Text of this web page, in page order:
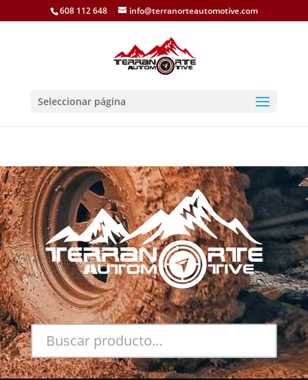
608 112 648 info@terranorteautomotive.com
Seleccionar página